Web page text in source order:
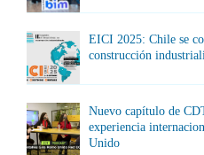
EICI 2025: Chile se
construcción
Nuevo capítulo de
experiencia
Unido